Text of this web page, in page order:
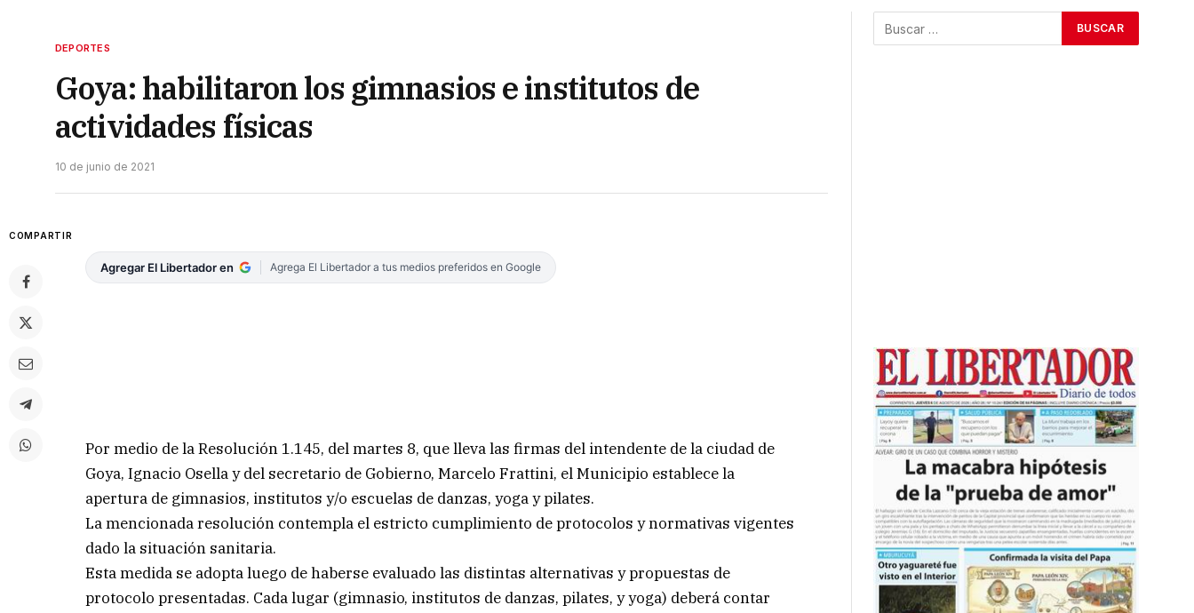
DEPORTES
Goya: habilitaron los gimnasios e institutos de
actividades físicas
10 de junio de 2021
COMPARTIR
Agregar El Libertador en Agrega El Libertador a tus medios preferidos en Google
Por medio de la Resolución 1.145, del martes 8, que lleva las firmas del intendente de la ciudad de
Goya, Ignacio Osella y del secretario de Gobierno, Marcelo Frattini, el Municipio establece la
apertura de gimnasios, institutos y/o escuelas de danzas, yoga y pilates.
La mencionada resolución contempla el estricto cumplimiento de protocolos y normativas vigentes
dado la situación sanitaria.
Esta medida se adopta luego de haberse evaluado las distintas alternativas y propuestas de
protocolo presentadas. Cada lugar (gimnasio, institutos de danzas, pilates, y yoga) deberá contar